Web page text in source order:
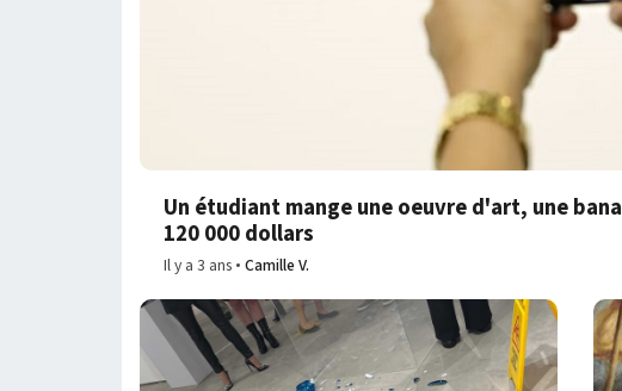
Un étudiant mange une oeuvre d'art, une
120 000 dollars
Il y a 3 ans Camille V.